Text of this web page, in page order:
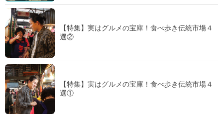
【特集】実はグルメの宝庫！食べ歩き伝統市場４
選②
【特集】実はグルメの宝庫！食べ歩き伝統市場４
選①